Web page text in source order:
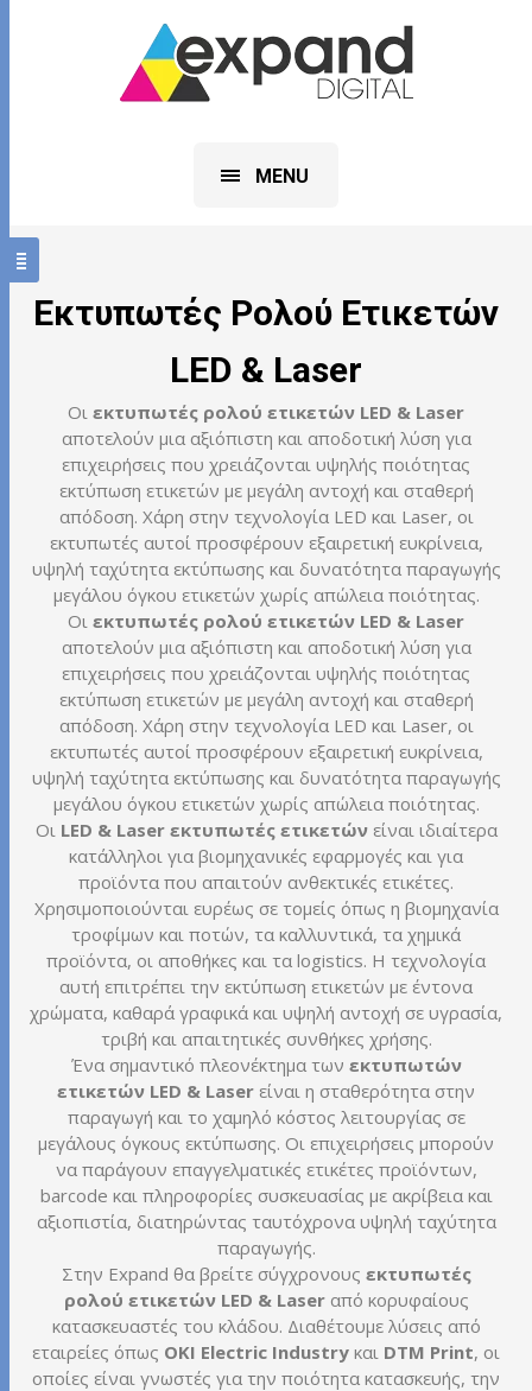
MENU
Εκτυπωτές Ρολού Ετικετών
LED & Laser
Οι εκτυπωτές ρολού ετικετών LED & Laser
αποτελούν μια αξιόπιστη και αποδοτική λύση για
επιχειρήσεις που χρειάζονται υψηλής ποιότητας
εκτύπωση ετικετών με μεγάλη αντοχή και σταθερή
απόδοση. Χάρη στην τεχνολογία LED και Laser, οι
εκτυπωτές αυτοί προσφέρουν εξαιρετική ευκρίνεια,
υψηλή ταχύτητα εκτύπωσης και δυνατότητα παραγωγής
μεγάλου όγκου ετικετών χωρίς απώλεια ποιότητας.
Οι εκτυπωτές ρολού ετικετών LED & Laser
αποτελούν μια αξιόπιστη και αποδοτική λύση για
επιχειρήσεις που χρειάζονται υψηλής ποιότητας
εκτύπωση ετικετών με μεγάλη αντοχή και σταθερή
απόδοση. Χάρη στην τεχνολογία LED και Laser, οι
εκτυπωτές αυτοί προσφέρουν εξαιρετική ευκρίνεια,
υψηλή ταχύτητα εκτύπωσης και δυνατότητα παραγωγής
μεγάλου όγκου ετικετών χωρίς απώλεια ποιότητας.
Οι LED & Laser εκτυπωτές ετικετώνείναι ιδιαίτερα
κατάλληλοι για βιομηχανικές εφαρμογές και για
προϊόντα που απαιτούν ανθεκτικές ετικέτες.
Χρησιμοποιούνται ευρέως σε τομείς όπως η βιομηχανία
τροφίμων και ποτών, τα καλλυντικά, τα χημικά
προϊόντα, οι αποθήκες και τα logistics. Η τεχνολογία
αυτή επιτρέπει την εκτύπωση ετικετών με έντονα
χρώματα, καθαρά γραφικά και υψηλή αντοχή σε υγρασία,
τριβή και απαιτητικές συνθήκες χρήσης.
Ένα σημαντικό πλεονέκτημα των εκτυπωτών
ετικετών LED & Laser είναι η σταθερότητα στην
παραγωγή και το χαμηλό κόστος λειτουργίας σε
μεγάλους όγκους εκτύπωσης. Οι επιχειρήσεις μπορούν
να παράγουν επαγγελματικές ετικέτες προϊόντων,
barcode και πληροφορίες συσκευασίας με ακρίβεια και
αξιοπιστία, διατηρώντας ταυτόχρονα υψηλή ταχύτητα
παραγωγής.
Στην Expand θα βρείτε σύγχρονους εκτυπωτές
ρολού ετικετών LED & Laserαπό κορυφαίους
κατασκευαστές του κλάδου. Διαθέτουμε λύσεις από
εταιρείες όπως OKI Electric Industry και DTM Print, οι
οποίες είναι γνωστές για την ποιότητα κατασκευής, την